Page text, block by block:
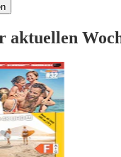
aktuellen